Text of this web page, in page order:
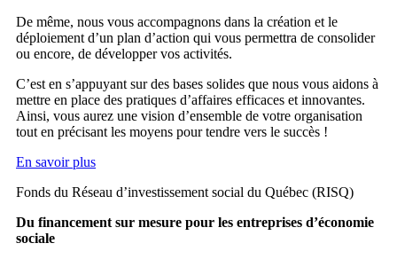
De même, nous vous accompagnons dans la création et le
déploiement d’un plan d’action qui vous permettra de consolider
ou encore, de développer vos activités.
C’est en s’appuyant sur des bases solides que nous vous aidons à
mettre en place des pratiques d’affaires efficaces et innovantes.
Ainsi, vous aurez une vision d’ensemble de votre organisation
tout en précisant les moyens pour tendre vers le succès !
En savoir plus
Fonds du Réseau d’investissement social du Québec (RISQ)
Du financement sur mesure pour les entreprises d’économie
sociale